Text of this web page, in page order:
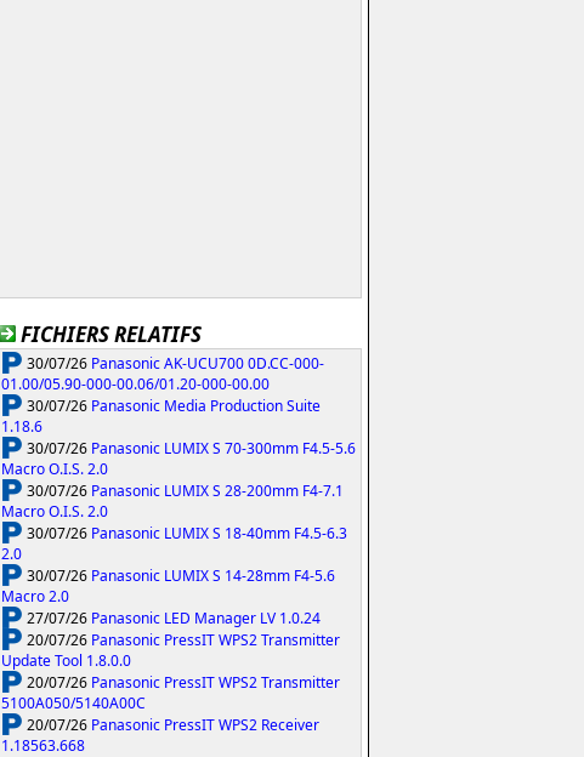
FICHIERS RELATIFS
30/07/26 Panasonic AK-UCU700 0D.CC-000-
01.00/05.90-000-00.06/01.20-000-00.00
30/07/26 Panasonic Media Production Suite
1.18.6
30/07/26 Panasonic LUMIX S 70-300mm F4.5-5.6
Macro O.I.S. 2.0
30/07/26 Panasonic LUMIX S 28-200mm F4-7.1
Macro O.I.S. 2.0
30/07/26 Panasonic LUMIX S 18-40mm F4.5-6.3
2.0
30/07/26 Panasonic LUMIX S 14-28mm F4-5.6
Macro 2.0
27/07/26 Panasonic LED Manager LV 1.0.24
20/07/26 Panasonic PressIT WPS2 Transmitter
Update Tool 1.8.0.0
20/07/26 Panasonic PressIT WPS2 Transmitter
5100A050/5140A00C
20/07/26 Panasonic PressIT WPS2 Receiver
1.18563.668